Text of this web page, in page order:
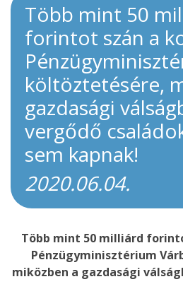
Több mint 50
forintot szán a
költöztetésére,
gazdasági
vergődő
sem kapnak!
2020.06.04.
Több mint 50 milliárd
Pénzügyminisztérium
miközben a gazdasági